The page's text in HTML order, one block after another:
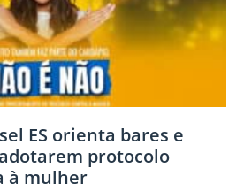
ES orienta bares e
protocolo
à mulher